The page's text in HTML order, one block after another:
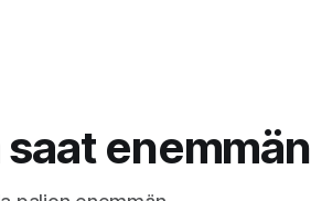
enemmän